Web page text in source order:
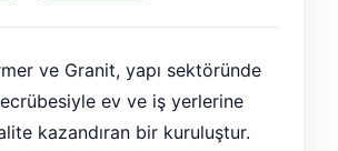
ve Granit, yapı sektöründe
ev ve iş yerlerine
kazandıran bir kuruluştur.